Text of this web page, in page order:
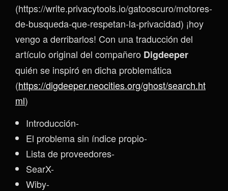
(https://write.privacytools.io/gatooscuro/motores-
de-busqueda-que-respetan-la-privacidad) ¡hoy
vengo a derribarlos! Con una traducción del
artículo original del compañero Digdeeper
quién se inspiró en dicha problemática
(https://digdeeper.neocities.org/ghost/search.ht
ml)
Introducción-
El problema sin índice propio-
Lista de proveedores-
SearX-
Wiby-